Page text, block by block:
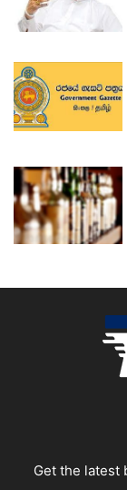
Get the latest